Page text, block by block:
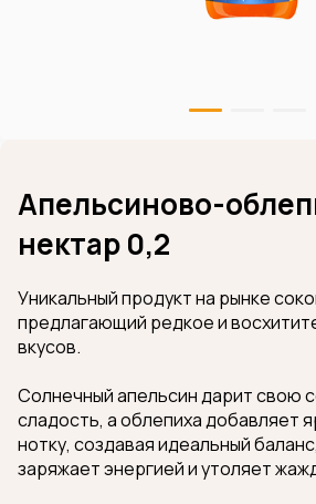
Апельсиново-
нектар 0,2
Уникальный продукт на рынке
предлагающий редкое и
вкусов.
Солнечный апельсин дарит свою
сладость, а облепиха добавляет
нотку, создавая идеальный
заряжает энергией и утоляет